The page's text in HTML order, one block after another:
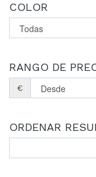
COLOR
RANGO DE
€
ORDENAR